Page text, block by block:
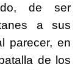
de ser
a sus
parecer, en
de los